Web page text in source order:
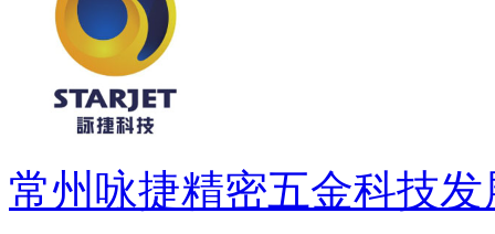
常州咏捷精密五金科技